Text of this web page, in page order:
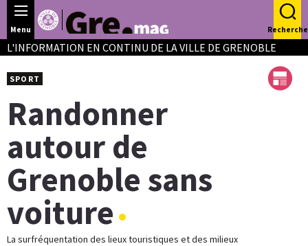
Panneau de gestion des cookies
Menu Recherche
L'INFORMATION EN CONTINU DE LA VILLE DE GRENOBLE
Randonner
autour de
Grenoble sans
voiture
La surfréquentation des lieux touristiques et des milieux
SPORT